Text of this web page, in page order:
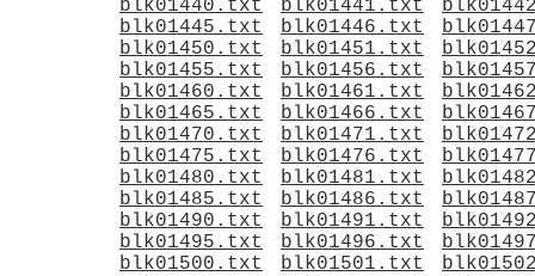
blk01440.txt
blk01441.txt
blk01445.txt
blk01446.txt
blk01450.txt
blk01451.txt
blk01455.txt
blk01456.txt
blk01460.txt
blk01461.txt
blk01465.txt
blk01466.txt
blk01470.txt
blk01471.txt
blk01475.txt
blk01476.txt
blk01480.txt
blk01481.txt
blk01485.txt
blk01486.txt
blk01490.txt
blk01491.txt
blk01495.txt
blk01496.txt
blk01500.txt
blk01501.txt